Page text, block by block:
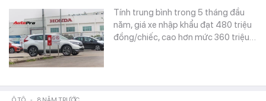
Tính trung bình trong 5 tháng đầu
năm, giá xe nhập khẩu đạt 480 triệu
đồng/chiếc, cao hơn mức 360 triệu…